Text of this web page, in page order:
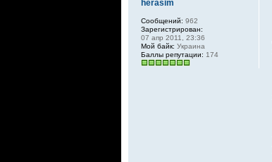
herasim
Сообщений: 962
Зарегистрирован:
07 апр 2011, 23:36
Мой байк: Украина
Баллы репутации: 174